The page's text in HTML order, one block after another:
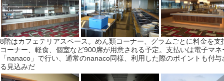
8階はカフェテリアスペース。めん類コーナー、グラムごとに料金を支
コーナー、軽食、個室など900席が用意される予定。支払いは電子マネ
「nanaco」で行い、通常のnanaco同様、利用した際のポイントも付与
る見込みだ